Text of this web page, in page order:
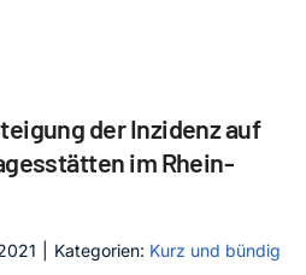
der Inzidenz auf
im Rhein-
Kategorien: Kurz und bündig